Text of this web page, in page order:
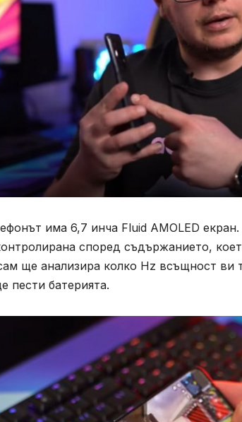
има 6,7 инча Fluid AMOLED
според съдържанието,
ще анализира колко Hz всъщност
пести батерията.